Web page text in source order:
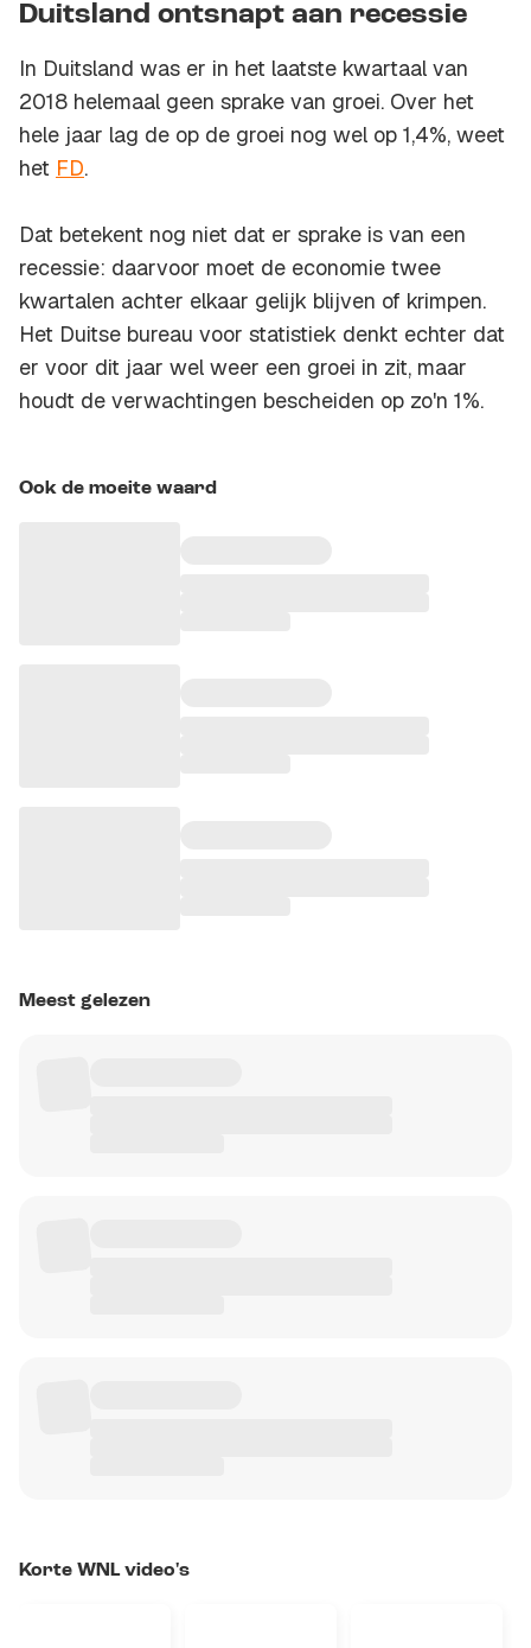
Duitsland ontsnapt aan recessie
In Duitsland was er in het laatste kwartaal van
2018 helemaal geen sprake van groei. Over het
hele jaar lag de op de groei nog wel op 1,4%, weet
het FD.
Dat betekent nog niet dat er sprake is van een
recessie: daarvoor moet de economie twee
kwartalen achter elkaar gelijk blijven of krimpen.
Het Duitse bureau voor statistiek denkt echter dat
er voor dit jaar wel weer een groei in zit, maar
houdt de verwachtingen bescheiden op zo'n 1%.
Ook de moeite waard
Meest gelezen
Korte WNL video's